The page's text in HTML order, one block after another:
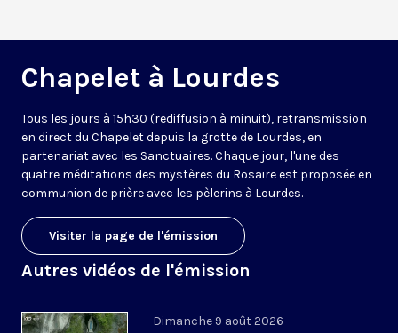
Chapelet à Lourdes
Tous les jours à 15h30 (rediffusion à minuit), retransmission
en direct du Chapelet depuis la grotte de Lourdes, en
partenariat avec les Sanctuaires. Chaque jour, l'une des
quatre méditations des mystères du Rosaire est proposée en
communion de prière avec les pèlerins à Lourdes.
Visiter la page de l'émission
Autres vidéos de l'émission
Dimanche 9 août 2026